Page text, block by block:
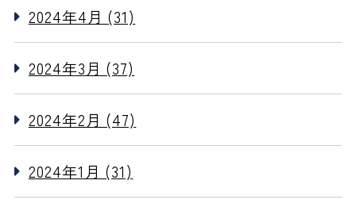
2024年4月 (31)
2024年3月 (37)
2024年2月 (47)
2024年1月 (31)